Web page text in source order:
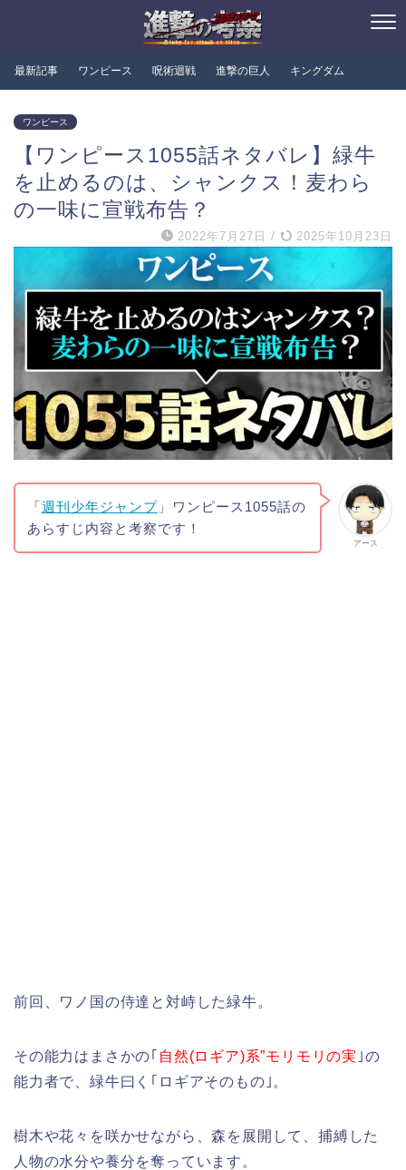
最新記事 ワンピース 呪術迴戦 進撃の巨人 キングダム
ワンピース
【ワンピース1055話ネタバレ】緑牛
を止めるのは、シャンクス！麦わら
の一味に宣戦布告？
2022年7月27日 / 2025年10月23日
アース
「週刊少年ジャンプ」ワンピース1055話の
あらすじ内容と考察です！
前回、ワノ国の侍達と対峙した緑牛。
その能力はまさかの｢ 自然(ロギア)系”モリモリの実 ｣の
能力者で、緑牛曰く｢ロギアそのもの｣。
樹木や花々を咲かせながら、森を展開して、捕縛した
人物の水分や養分を奪っています。